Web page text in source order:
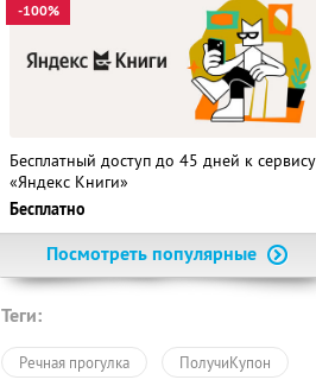
-100%
Бесплатный доступ до 45 дней к сервису
«Яндекс Книги»
Бесплатно
Посмотреть популярные
Теги:
Речная прогулка ПолучиКупон